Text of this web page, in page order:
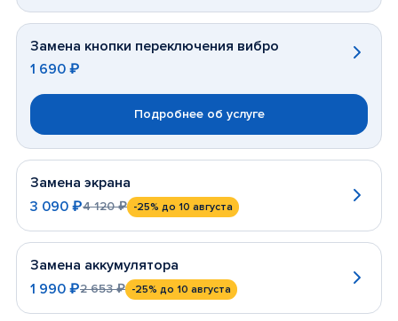
Замена кнопки переключения вибро
1 690 ₽
Подробнее об услуге
Замена экрана
3 090 ₽4 120 ₽ -25% до 10 августа
Замена аккумулятора
1 990 ₽2 653 ₽ -25% до 10 августа